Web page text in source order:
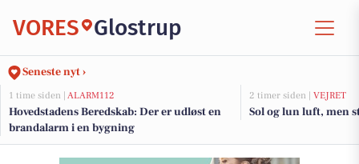
VORES Glostrup
Seneste nyt ›
1 time siden | ALARM112
Hovedstadens Beredskab: Der er udløst en
brandalarm i en bygning
2 timer siden | VEJRET
Sol og lun luft, men